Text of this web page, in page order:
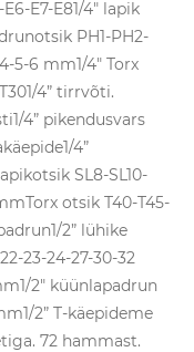
E6-E7-E81/4" lapik
PH1-PH2-
5-6 mm1/4" Torx
4” tirrvõti.
4” pikendusvars
4”
SL8-SL10-
otsik T40-T45-
2” lühike
22-23-24-27-30-32
2" küünlapadrun
2” T-käepideme
72 hammast.